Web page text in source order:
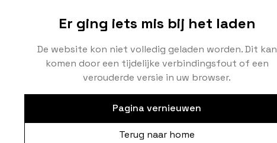
Er ging iets mis bij het laden
De website kon niet volledig geladen worden. Dit kan
komen door een tijdelijke verbindingsfout of een
verouderde versie in uw browser.
Pagina vernieuwen
Terug naar home